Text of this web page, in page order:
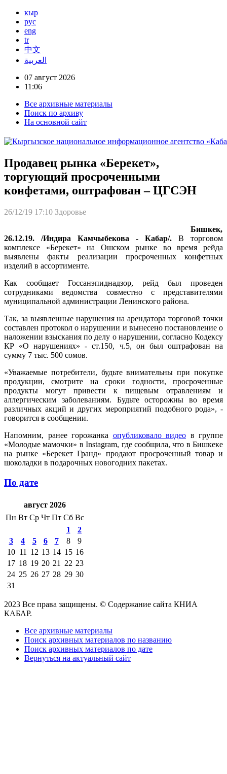
кыр
рус
eng
tr
中文
العربية
07 август 2026
11:06
Все архивные материалы
Поиск по архиву
На основной сайт
Продавец рынка «Берекет»,
торгующий просроченными
конфетами, оштрафован – ЦГСЭН
26/12/19 17:10 Здоровье
Бишкек,
26.12.19. /Индира Камчыбекова - Кабар/. В торговом
комплексе «Берекет» на Ошском рынке во время рейда
выявлены факты реализации просроченных конфетных
изделий в ассортименте.
Как сообщает Госсанэпиднадзор, рейд был проведен
сотрудниками ведомства совместно с представителями
муниципальной администрации Ленинского района.
Так, за выявленные нарушения на арендатора торговой точки
составлен протокол о нарушении и вынесено постановление о
наложении взыскания по делу о нарушении, согласно Кодексу
КР «О нарушениях» - ст.150, ч.5, он был оштрафован на
сумму 7 тыс. 500 сомов.
«Уважаемые потребители, будьте внимательны при покупке
продукции, смотрите на сроки годности, просроченные
продукты могут привести к пищевым отравлениям и
аллергическим заболеваниям. Будьте осторожны во время
различных акций и других мероприятий подобного рода», -
говорится в сообщении.
Напомним, ранее горожанка опубликовало видео в группе
«Молодые мамочки» в Instagram, где сообщила, что в Бишкеке
на рынке «Берекет Гранд» продают просроченный товар и
шоколадки в подарочных новогодних пакетах.
По дате
август 2026
Пн Вт Ср Чт Пт Сб Вс
1
2
3
4 5 6 7 8
9
10 11 12 13 14 15 16
17 18 19 20 21 22 23
24 25 26 27 28 29 30
31
2023 Все права защищены. © Содержание сайта КНИА
КАБАР.
Все архивные материалы
Поиск архивных материалов по названию
Поиск архивных материалов по дате
Вернуться на актуальный сайт